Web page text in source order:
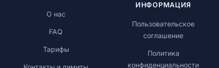
О нас
FAQ
Тарифы
ИНФОРМАЦИЯ
Пользовательское
соглашение
Политика
конфиденциальности